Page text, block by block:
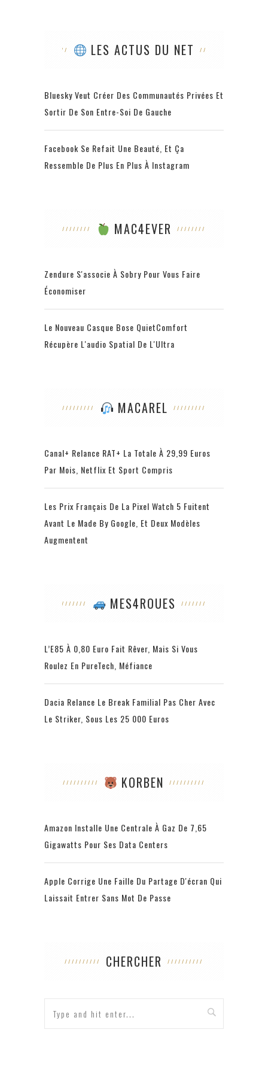
LES ACTUS DU NET
Bluesky Veut Créer Des Communautés Privées Et
Sortir De Son Entre-Soi De Gauche
Facebook Se Refait Une Beauté, Et Ça
Ressemble De Plus En Plus À Instagram
MAC4EVER
Zendure S'associe À Sobry Pour Vous Faire
Économiser
Le Nouveau Casque Bose QuietComfort
Récupère L'audio Spatial De L'Ultra
MACAREL
Canal+ Relance RAT+ La Totale À 29,99 Euros
Par Mois, Netflix Et Sport Compris
Les Prix Français De La Pixel Watch 5 Fuitent
Avant Le Made By Google, Et Deux Modèles
Augmentent
MES4ROUES
L’E85 À 0,80 Euro Fait Rêver, Mais Si Vous
Roulez En PureTech, Méfiance
Dacia Relance Le Break Familial Pas Cher Avec
Le Striker, Sous Les 25 000 Euros
KORBEN
Amazon Installe Une Centrale À Gaz De 7,65
Gigawatts Pour Ses Data Centers
Apple Corrige Une Faille Du Partage D'écran Qui
Laissait Entrer Sans Mot De Passe
CHERCHER